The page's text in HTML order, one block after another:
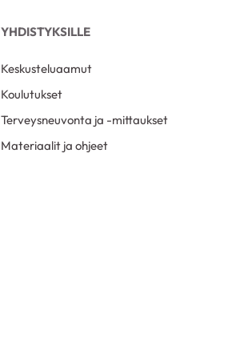
YHDISTYKSILLE
Keskusteluaamut
Koulutukset
Terveysneuvonta ja -mittaukset
Materiaalit ja ohjeet